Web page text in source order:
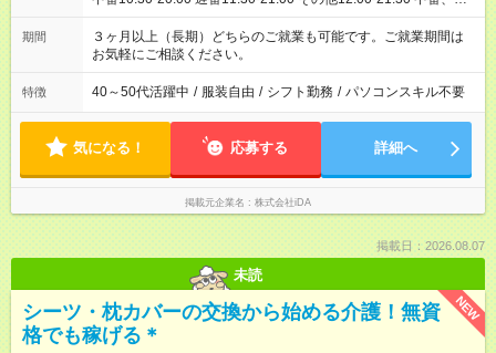
番メイン予定
期間
３ヶ月以上（長期）どちらのご就業も可能です。ご就業期間は
お気軽にご相談ください。
特徴 40～50代活躍中 / 服装自由 / シフト勤務 / パソコンスキル不要
気になる！ 応募する 詳細へ
掲載元企業名 株式会社iDA
掲載日：2026.08.07
未読
NEW
シーツ・枕カバーの交換から始める介護！無資
格でも稼げる＊